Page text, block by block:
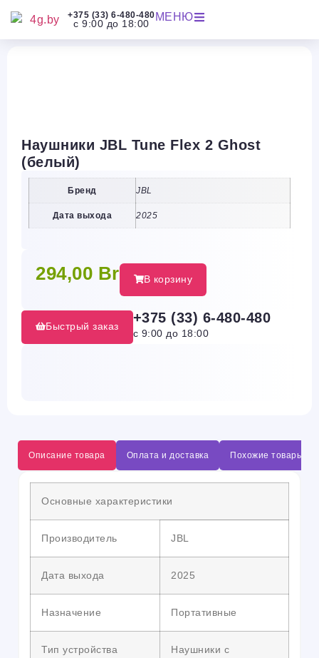
+375 (33) 6-480-480
с 9:00 до 18:00
МЕНЮ
Наушники JBL Tune Flex 2 Ghost
(белый)
Бренд JBL
Дата выхода 2025
294,00 Br В корзину
Быстрый заказ
+375 (33) 6-480-480
с 9:00 до 18:00
Описание товара Оплата и доставка Похожие товары
Основные характеристики
Производитель JBL
Дата выхода 2025
Назначение Портативные
Тип устройства
Наушники с